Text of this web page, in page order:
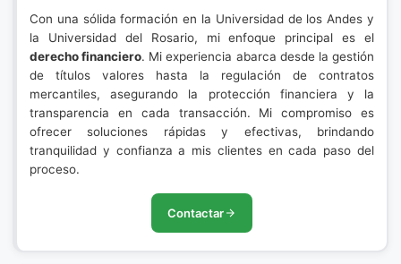
Con una sólida formación en la Universidad de los Andes y
la Universidad del Rosario, mi enfoque principal es el
derecho financiero. Mi experiencia abarca desde la gestión
de títulos valores hasta la regulación de contratos
mercantiles, asegurando la protección financiera y la
transparencia en cada transacción. Mi compromiso es
ofrecer soluciones rápidas y efectivas, brindando
tranquilidad y confianza a mis clientes en cada paso del
proceso.
Contactar